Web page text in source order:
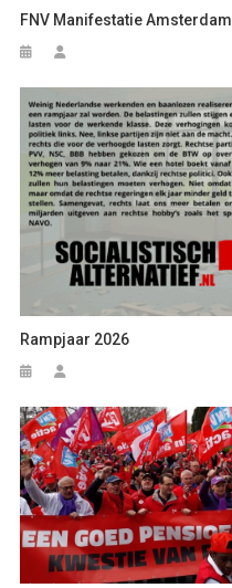
FNV Manifestatie Amsterdam
Rampjaar 2026